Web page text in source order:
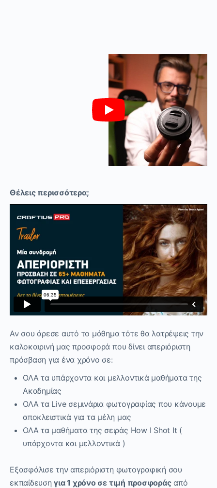
Θέλεις περισσότερα;
Αν σου άρεσε αυτό το μάθημα τότε θα λατρέψεις την
καλοκαιρινή μας προσφορά που δίνει απεριόριστη
πρόσβαση για ένα χρόνο σε:
ΟΛΑ τα υπάρχοντα και μελλοντικά μαθήματα της
Ακαδημίας
ΟΛΑ τα Live σεμινάρια φωτογραφίας που κάνουμε
αποκλειστικά για τα μέλη μας
ΟΛΑ τα μαθήματα της σειράς How I Shot It (
υπάρχοντα και μελλοντικά )
Εξασφάλισε την απεριόριστη φωτογραφική σου
εκπαίδευσηγια 1 χρόνο σε τιμή προσφοράςαπό